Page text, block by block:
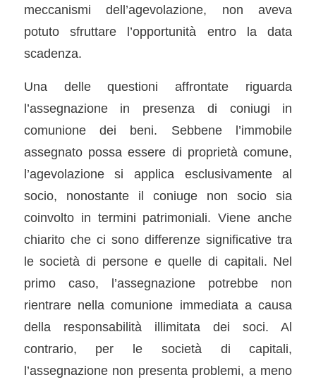
meccanismi dell’agevolazione, non aveva
potuto sfruttare l’opportunità entro la data
scadenza.
Una delle questioni affrontate riguarda
l’assegnazione in presenza di coniugi in
comunione dei beni. Sebbene l’immobile
assegnato possa essere di proprietà comune,
l’agevolazione si applica esclusivamente al
socio, nonostante il coniuge non socio sia
coinvolto in termini patrimoniali. Viene anche
chiarito che ci sono differenze significative tra
le società di persone e quelle di capitali. Nel
primo caso, l’assegnazione potrebbe non
rientrare nella comunione immediata a causa
della responsabilità illimitata dei soci. Al
contrario, per le società di capitali,
l’assegnazione non presenta problemi, a meno